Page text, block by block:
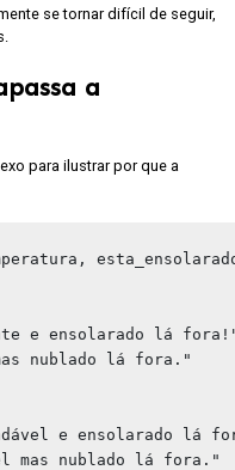
se tornar difícil de seguir,
a
para ilustrar por que a
e ensolarado lá
nublado lá fora."
e ensolarado lá
mas nublado lá fora."